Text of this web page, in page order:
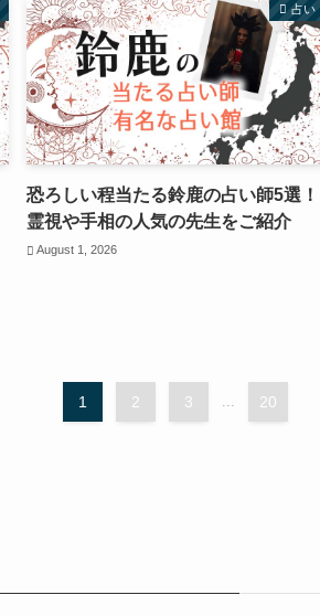
占い
恐ろしい程当たる鈴鹿の占い師5選！
霊視や手相の人気の先生をご紹介
August 1, 2026
1 2 3 20